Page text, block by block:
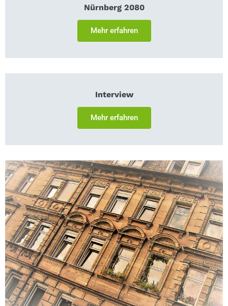
Nürnberg 2080
Mehr erfahren
Interview
Mehr erfahren